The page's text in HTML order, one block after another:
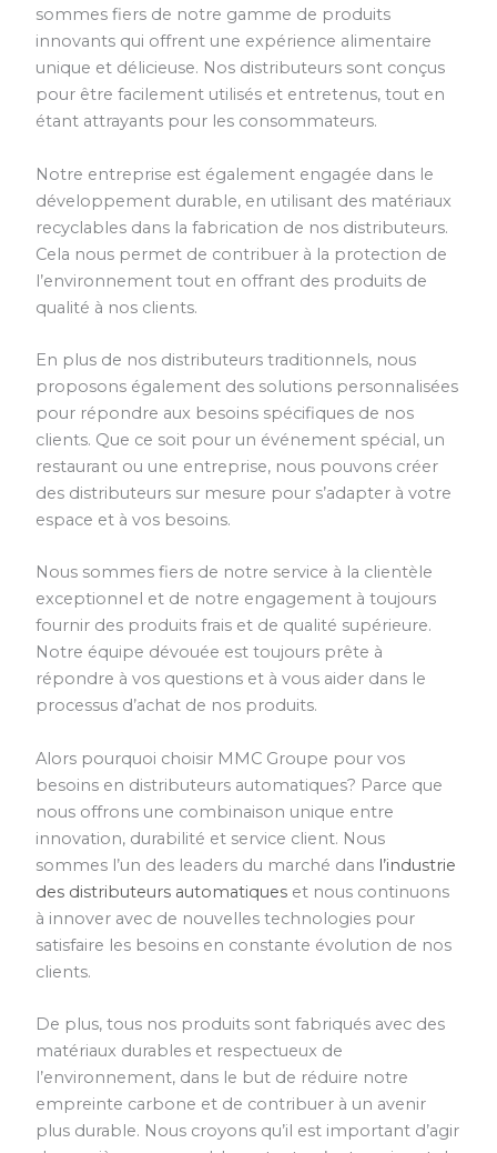
sommes fiers de notre gamme de produits
innovants qui offrent une expérience alimentaire
unique et délicieuse. Nos distributeurs sont conçus
pour être facilement utilisés et entretenus, tout en
étant attrayants pour les consommateurs.
Notre entreprise est également engagée dans le
développement durable, en utilisant des matériaux
recyclables dans la fabrication de nos distributeurs.
Cela nous permet de contribuer à la protection de
l’environnement tout en offrant des produits de
qualité à nos clients.
En plus de nos distributeurs traditionnels, nous
proposons également des solutions personnalisées
pour répondre aux besoins spécifiques de nos
clients. Que ce soit pour un événement spécial, un
restaurant ou une entreprise, nous pouvons créer
des distributeurs sur mesure pour s’adapter à votre
espace et à vos besoins.
Nous sommes fiers de notre service à la clientèle
exceptionnel et de notre engagement à toujours
fournir des produits frais et de qualité supérieure.
Notre équipe dévouée est toujours prête à
répondre à vos questions et à vous aider dans le
processus d’achat de nos produits.
Alors pourquoi choisir MMC Groupe pour vos
besoins en distributeurs automatiques? Parce que
nous offrons une combinaison unique entre
innovation, durabilité et service client. Nous
sommes l’un des leaders du marché dans l’industrie
des distributeurs automatiques et nous continuons
à innover avec de nouvelles technologies pour
satisfaire les besoins en constante évolution de nos
clients.
De plus, tous nos produits sont fabriqués avec des
matériaux durables et respectueux de
l’environnement, dans le but de réduire notre
empreinte carbone et de contribuer à un avenir
plus durable. Nous croyons qu’il est important d’agir